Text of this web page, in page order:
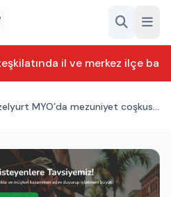
il ve merkez ilçe
MYO’da mezuniyet coşkusu